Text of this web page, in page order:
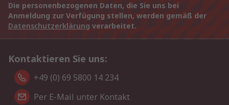
Die personenbezogenen Daten, die Sie uns bei
Anmeldung zur Verfügung stellen, werden gemäß der
Datenschutzerklärung verarbeitet.
Kontaktieren Sie uns:
+49 (0) 69 5800 14 234
Per E-Mail unter Kontakt